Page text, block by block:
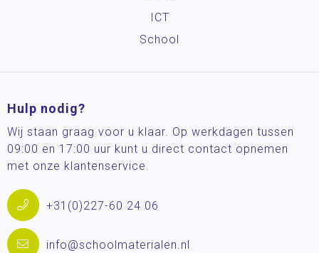
ICT
School
Hulp nodig?
Wij staan graag voor u klaar. Op werkdagen tussen
09:00 en 17:00 uur kunt u direct contact opnemen
met onze klantenservice.
+31(0)227-60 24 06
info@schoolmaterialen.nl